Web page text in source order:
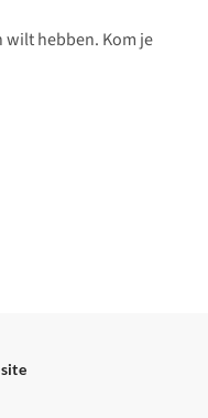
wilt hebben. Kom je